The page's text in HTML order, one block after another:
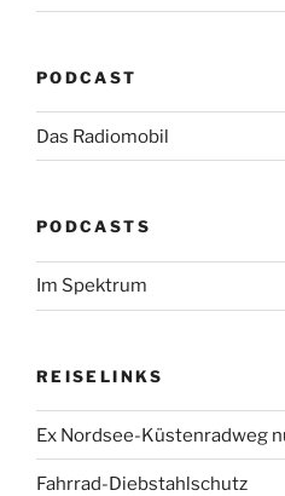
PODCAST
Das Radiomobil
PODCASTS
Im Spektrum
REISELINKS
Ex Nordsee-Küstenradweg
Fahrrad-Diebstahlschutz